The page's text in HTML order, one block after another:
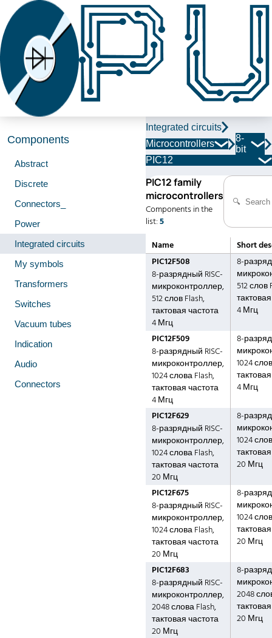
Components
Abstract
Discrete
Connectors_
Power
Integrated circuits
My symbols
Transformers
Switches
Vacuum tubes
Indication
Audio
Connectors
Integrated circuits
Microcontrollers
8-
bit
PIC12
PIC12 family
microcontrollers
Components in the
list: 5
Name
Short
PIC12F508
8-разрядный RISC-
микроконтроллер,
512 слов Flash,
тактовая частота
4 Мгц
8-
512 слов
4 Мгц
PIC12F509
8-разрядный RISC-
микроконтроллер,
1024 слова Flash,
тактовая частота
4 Мгц
8-
1024
4 Мгц
PIC12F629
8-разрядный RISC-
микроконтроллер,
1024 слова Flash,
тактовая частота
20 Мгц
8-
1024
20 Мгц
PIC12F675
8-разрядный RISC-
микроконтроллер,
1024 слова Flash,
тактовая частота
20 Мгц
8-
1024
20 Мгц
PIC12F683
8-разрядный RISC-
микроконтроллер,
2048 слова Flash,
тактовая частота
20 Мгц
8-
2048
20 Мгц